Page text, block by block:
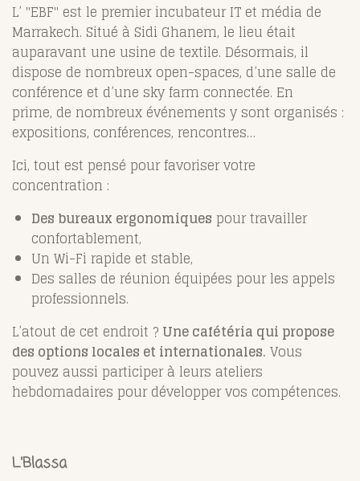
L’ "EBF" est le premier incubateur IT et média de
Marrakech. Situé à Sidi Ghanem, le lieu était
auparavant une usine de textile. Désormais, il
dispose de nombreux open-spaces, d’une salle de
conférence et d’une sky farm connectée. En
prime, de nombreux événements y sont organisés :
expositions, conférences, rencontres…
Ici, tout est pensé pour favoriser votre
concentration :
Des bureaux ergonomiques pour travailler
confortablement,
Un Wi-Fi rapide et stable,
Des salles de réunion équipées pour les appels
professionnels.
L’atout de cet endroit ? Une cafétéria qui propose
des options locales et internationales. Vous
pouvez aussi participer à leurs ateliers
hebdomadaires pour développer vos compétences.
L'Blassa